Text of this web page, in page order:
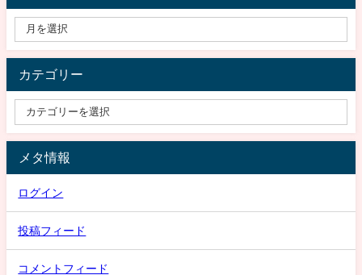
カテゴリー
メタ情報
ログイン
投稿フィード
コメントフィード